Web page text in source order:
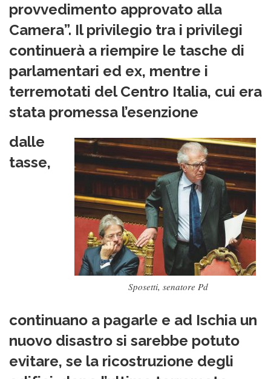
provvedimento approvato alla
Camera”. Il privilegio tra i privilegi
continuerà a riempire le tasche di
parlamentari ed ex, mentre i
terremotati del Centro Italia, cui era
stata promessa l’esenzione
Sposetti, senatore Pd
dalle
tasse,
continuano a pagarle e ad Ischia un
nuovo disastro si sarebbe potuto
evitare, se la ricostruzione degli